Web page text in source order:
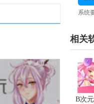
系统
相关
B次